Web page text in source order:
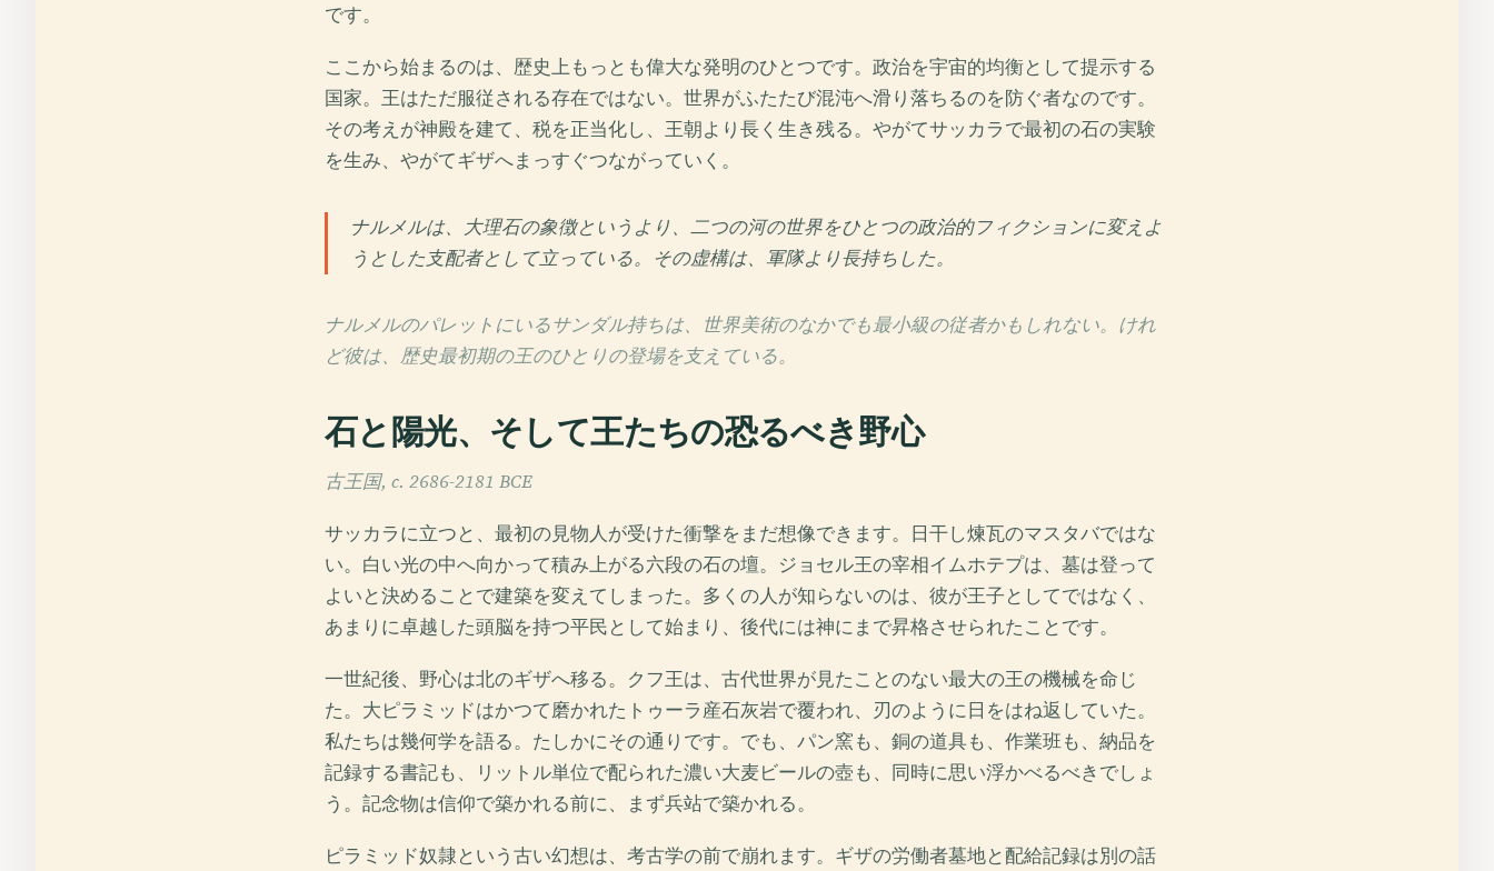
です。
ここから始まるのは、歴史上もっとも偉大な発明のひとつです。政治を宇宙的均衡として提示する
国家。王はただ服従される存在ではない。世界がふたたび混沌へ滑り落ちるのを防ぐ者なのです。
その考えが神殿を建て、税を正当化し、王朝より長く生き残る。やがてサッカラで最初の石の実験
を生み、やがてギザへまっすぐつながっていく。
ナルメルは、大理石の象徴というより、二つの河の世界をひとつの政治的フィクションに変えよ
うとした支配者として立っている。その虚構は、軍隊より長持ちした。
ナルメルのパレットにいるサンダル持ちは、世界美術のなかでも最小級の従者かもしれない。けれ
ど彼は、歴史最初期の王のひとりの登場を支えている。
石と陽光、そして王たちの恐るべき野心
古王国, c. 2686-2181 BCE
サッカラに立つと、最初の見物人が受けた衝撃をまだ想像できます。日干し煉瓦のマスタバではな
い。白い光の中へ向かって積み上がる六段の石の壇。ジョセル王の宰相イムホテプは、墓は登って
よいと決めることで建築を変えてしまった。多くの人が知らないのは、彼が王子としてではなく、
あまりに卓越した頭脳を持つ平民として始まり、後代には神にまで昇格させられたことです。
一世紀後、野心は北のギザへ移る。クフ王は、古代世界が見たことのない最大の王の機械を命じ
た。大ピラミッドはかつて磨かれたトゥーラ産石灰岩で覆われ、刃のように日をはね返していた。
私たちは幾何学を語る。たしかにその通りです。でも、パン窯も、銅の道具も、作業班も、納品を
記録する書記も、リットル単位で配られた濃い大麦ビールの壺も、同時に思い浮かべるべきでしょ
う。記念物は信仰で築かれる前に、まず兵站で築かれる。
ピラミッド奴隷という古い幻想は、考古学の前で崩れます。ギザの労働者墓地と配給記録は別の話